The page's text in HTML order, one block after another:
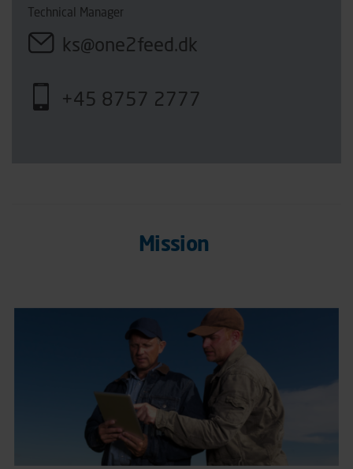
Technical Manager
ks@one2feed.dk
+45 8757 2777
Mission